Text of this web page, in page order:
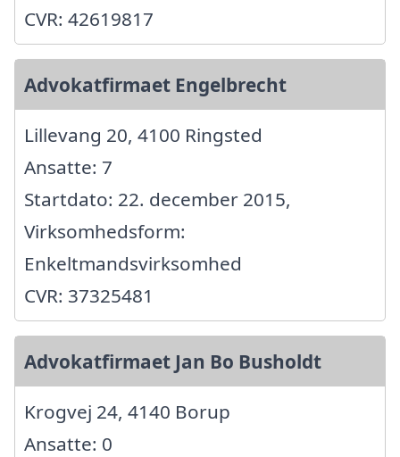
CVR: 42619817
Advokatfirmaet Engelbrecht
Lillevang 20, 4100 Ringsted
Ansatte: 7
Startdato: 22. december 2015,
Virksomhedsform:
Enkeltmandsvirksomhed
CVR: 37325481
Advokatfirmaet Jan Bo Busholdt
Krogvej 24, 4140 Borup
Ansatte: 0